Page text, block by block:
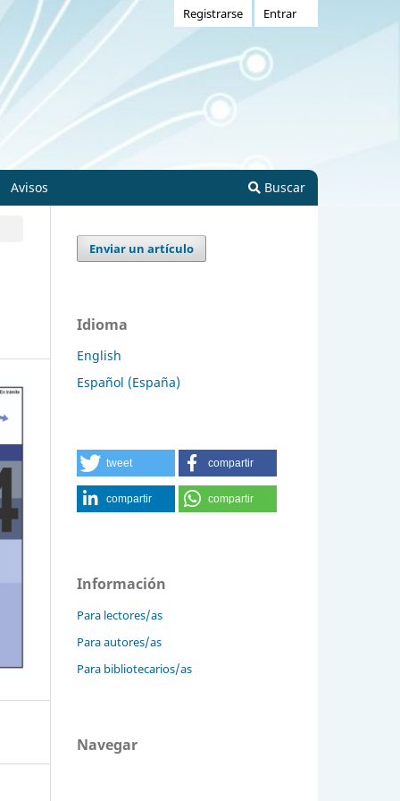
Avisos Buscar
Registrarse Entrar
Enviar un artículo
Idioma
English
Español (España)
tweet compartir
compartir compartir
Información
Para lectores/as
Para autores/as
Para bibliotecarios/as
Navegar